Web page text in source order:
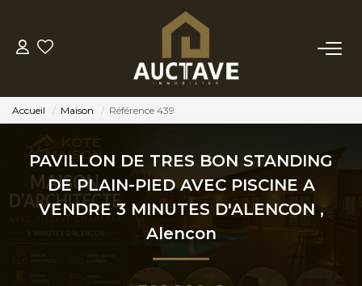
ACHETER
ESTIMER
BIENS VENDUS
NOTRE AGENCE
Accueil Maison Référence 439
PAVILLON DE TRES BON STANDING
DE PLAIN-PIED AVEC PISCINE A
VENDRE 3 MINUTES D'ALENCON ,
Alencon